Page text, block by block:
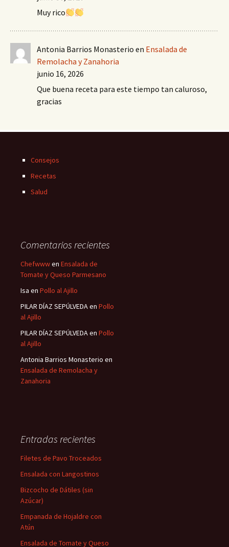
Muy rico
Antonia Barrios Monasterio en Ensalada de
Remolacha y Zanahoria
junio 16, 2026
Que buena receta para este tiempo tan caluroso,
gracias
Consejos
Recetas
Salud
Comentarios recientes
Chefwwwen Ensalada de
Tomate y Queso Parmesano
Isa en Pollo al Ajillo
PILAR DÍAZ SEPÚLVEDAen Pollo
al Ajillo
PILAR DÍAZ SEPÚLVEDAen Pollo
al Ajillo
Antonia Barrios Monasterio en
Ensalada de Remolacha y
Zanahoria
Entradas recientes
Filetes de Pavo Troceados
Ensalada con Langostinos
Bizcocho de Dátiles (sin
Azúcar)
Empanada de Hojaldre con
Atún
Ensalada de Tomate y Queso